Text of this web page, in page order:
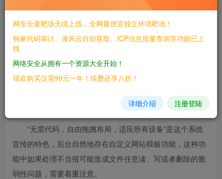
二、漏洞影响
————
CmsEasy 7.3.8
“无需代码，自由拖拽布局，适应所有设备”是这个系统
宣传的特色，后台自然地存在自定义网站模板功能，这种功
能中如果处理不当很可能造成文件任意读、写或者删除的脆
弱性问题，需要着重注意。
网安全量靶场无境上线，全网最便宜独立环境靶场！
独家代码审计、凌风云自助获取、ICP信息批量查询等功能已上
线
网络安全从拥有一个资源大全开始！
现在购买仅需99元一年！续费还享八折！
详细介绍 注册登陆